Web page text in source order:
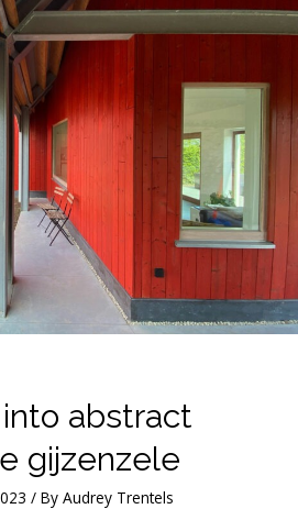
abstract
gijzenzele
/ By Audrey Trentels